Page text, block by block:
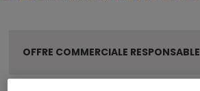
OFFRE COMMERCIALE RESPONSABLE